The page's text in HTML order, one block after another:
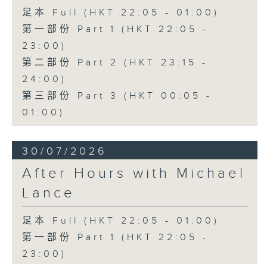
足本 Full (HKT 22:05 - 01:00)
第一部份 Part 1 (HKT 22:05 -
23:00)
第二部份 Part 2 (HKT 23:15 -
24:00)
第三部份 Part 3 (HKT 00:05 -
01:00)
30/07/2026
After Hours with Michael
Lance
足本 Full (HKT 22:05 - 01:00)
第一部份 Part 1 (HKT 22:05 -
23:00)